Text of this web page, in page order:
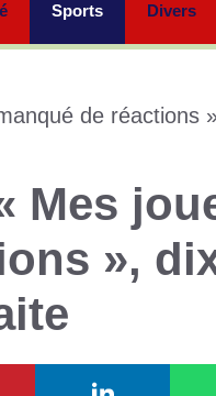
Sports Divers
Mes
»,